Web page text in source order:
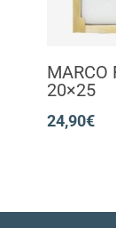
MARCO
20×25
24,90€